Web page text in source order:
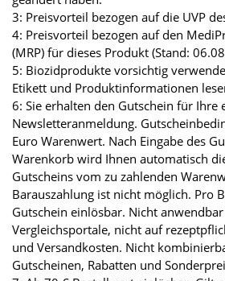
3: Preisvorteil bezogen auf die UVP
4: Preisvorteil bezogen auf den
(MRP) für dieses Produkt (Stand:
5: Biozidprodukte vorsichtig
Etikett und Produktinformationen
6: Sie erhalten den Gutschein für Ihre
Newsletteranmeldung.
Euro Warenwert. Nach Eingabe des
Warenkorb wird Ihnen automatisch
Gutscheins vom zu zahlenden
Barauszahlung ist nicht möglich. Pro
Gutschein einlösbar. Nicht
Vergleichsportale, nicht auf
und Versandkosten. Nicht
Gutscheinen, Rabatten und